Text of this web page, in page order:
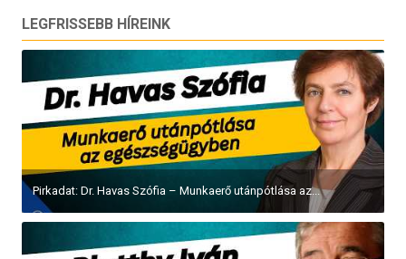
LEGFRISSEBB HÍREINK
Pirkadat: Dr. Havas Szófia – Munkaerő utánpótlása az...